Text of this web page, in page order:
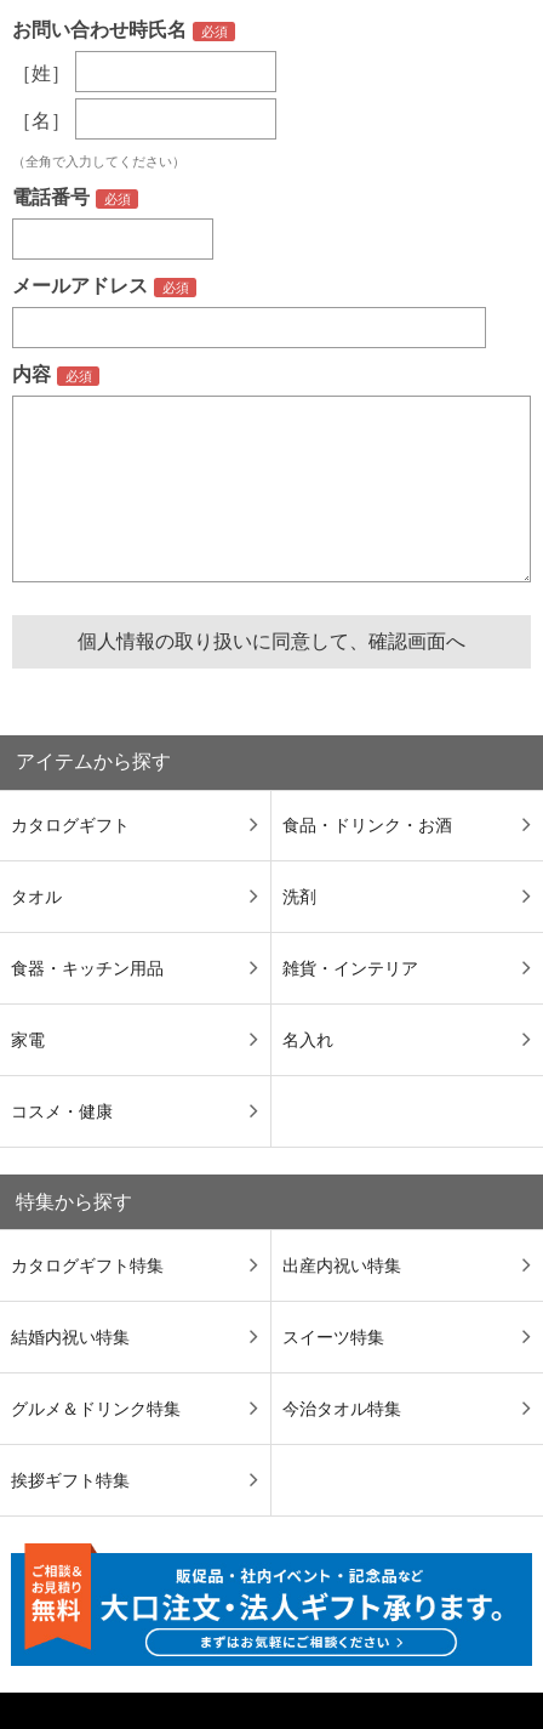
お問い合わせ時氏名
［姓］
［名］
（全角で入力してください）
電話番号
メールアドレス
内容
アイテムから探す
カタログギフト 食品・ドリンク・お酒
タオル 洗剤
食器・キッチン用品 雑貨・インテリア
家電 名入れ
コスメ・健康
特集から探す
カタログギフト特集 出産内祝い特集
結婚内祝い特集 スイーツ特集
グルメ＆ドリンク特集 今治タオル特集
挨拶ギフト特集